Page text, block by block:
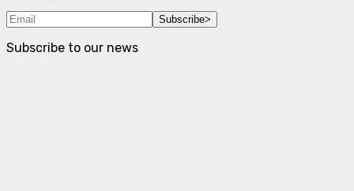
Subscribe>
Subscribe to our news